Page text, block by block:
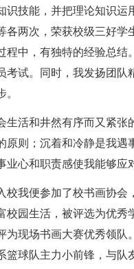
识技能，并把理论知识
各两次，荣获校级三好
程中，有独特的经验总
考试。同时，我发扬团
活和井然有序而又紧张
原则；沉着和冷静是我
心和职责感使我能够应
我便参加了校书画协会
校园生活，被评选为优
为现场书画大赛优秀领
篮球队主力小前锋，与